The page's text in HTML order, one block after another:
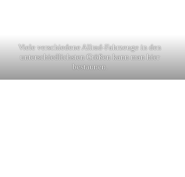
Viele verschiedene Allrad-Fahrzeuge in den
unterschiedlichsten Größen kann man hier
bestaunen.